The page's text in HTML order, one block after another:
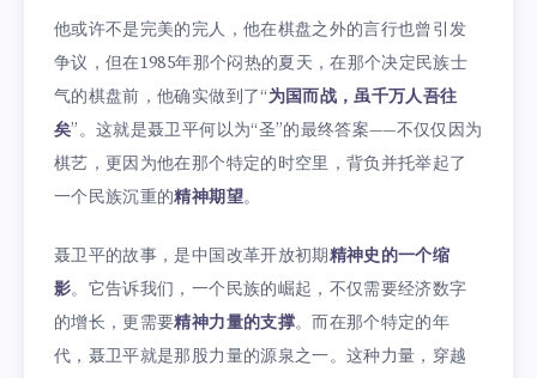
他或许不是完美的完人，他在棋盘之外的言行也曾引发
争议，但在1985年那个闷热的夏天，在那个决定民族士
气的棋盘前，他确实做到了“为国而战，虽千万人吾往
矣”。这就是聂卫平何以为“圣”的最终答案——不仅仅因为
棋艺，更因为他在那个特定的时空里，背负并托举起了
一个民族沉重的精神期望。
聂卫平的故事，是中国改革开放初期精神史的一个缩
影。它告诉我们，一个民族的崛起，不仅需要经济数字
的增长，更需要精神力量的支撑。而在那个特定的年
代，聂卫平就是那股力量的源泉之一。这种力量，穿越